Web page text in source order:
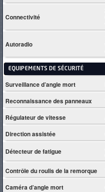
Connectivité
Autoradio
EQUIPEMENTS DE SÉCURITÉ
Surveillance d’angle mort
Reconnaissance des panneaux
Régulateur de vitesse
Direction assistée
Détecteur de fatigue
Contrôle du roulis de la remorque
Caméra d’angle mort